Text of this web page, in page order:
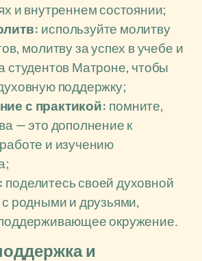
и внутреннем состоянии;
используйте молитву
молитву за успех в учебе и
студентов Матроне, чтобы
поддержку;
с практикой: помните,
— это дополнение к
и изучению
поделитесь своей духовной
с родными и друзьями,
окружение.
и